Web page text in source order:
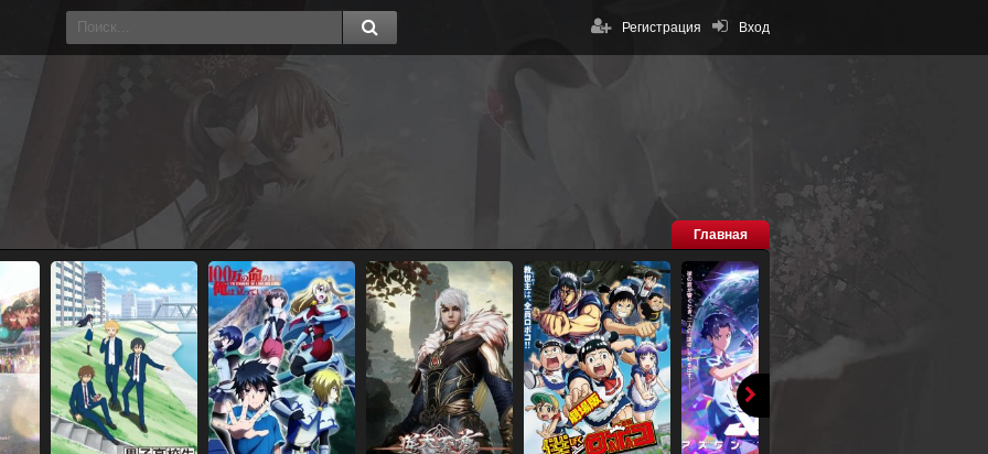
Вход
Регистрация
Главная